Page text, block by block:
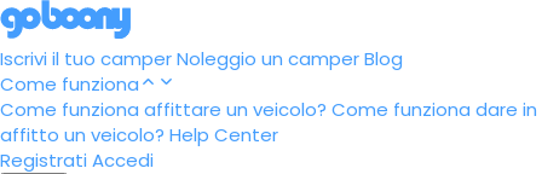
Iscrivi il tuo camperNoleggio un camperBlog
Come funziona
Come funziona affittare un veicolo? Come funziona dare in
affitto un veicolo? Help Center
Registrati Accedi